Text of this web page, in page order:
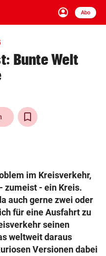
account_circle
Anmelden
Abo
close Schließen
arrow_right
Bunte Welt
im Kreisverkehr,
zumeist - ein Kreis.
auch gerne zwei oder
für eine Ausfahrt zu
seinen
weltweit daraus
Versionen dabei